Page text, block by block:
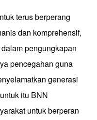
terus berperang
dan komprehensif,
pengungkapan
pencegahan guna
generasi
itu BNN
untuk berperan